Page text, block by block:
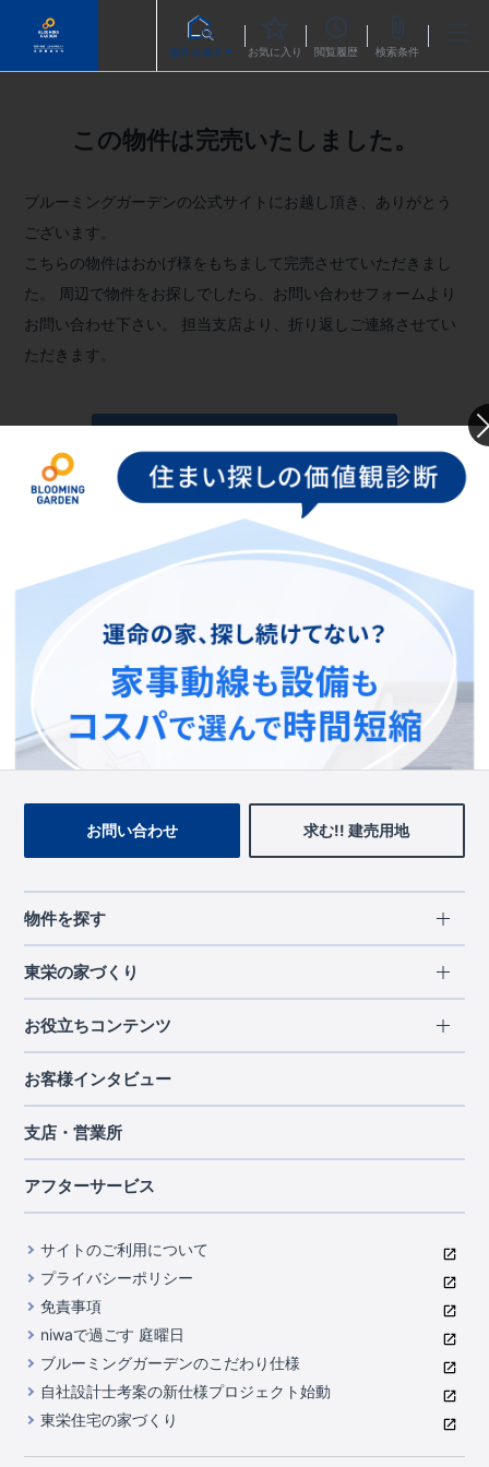
物件を探す お気に入り 閲覧履歴 検索条件
この物件は完売いたしました。
ブルーミングガーデンの公式サイトにお越し頂き、ありがとう
ございます。
こちらの物件はおかげ様をもちまして完売させていただきまし
た。
周辺で物件をお探しでしたら、お問い合わせフォームより
お問い合わせ下さい。
担当支店より、折り返しご連絡させてい
ただきます。
お問い合わせフォームへ
この物件を見ている人に
おすすめの物件
お問い合わせ 求む!! 建売用地
物件を探す
エリアから探す
北海道・東北
北海道
宮城県
千葉県
中部
山梨県
静岡県
滋賀県
京都府
中国・四国
岡山県
広島県
九州・沖縄
福岡県
熊本県
東栄の家づくり
長期優良住宅
住宅性能評価書
ブルーミングガーデンは地震につよい<建物編>
室内空間を快適に保つ断熱性能
コストパフォーマンスに自信
充実のアフターサポート
第三者評価によるお墨付き
家づくりのプロにも選ばれるブルーミングガーデン
住んでみるとじわじわ伝わる暮らしやすさへのこだわり
自社一貫体制
お役立ちコンテンツ
ご契約までの道のり
現地見学ガイド
ご紹介制度のご案内
東栄INDEX（用語集）
お客様インタビュー
支店・営業所
アフターサービス
サイトのご利用について
プライバシーポリシー
免責事項
niwaで過ごす 庭曜日
ブルーミングガーデンのこだわり仕様
自社設計士考案の新仕様プロジェクト始動
東栄住宅の家づくり